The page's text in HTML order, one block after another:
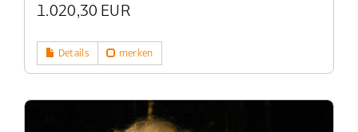
1.020,30 EUR
Details merken